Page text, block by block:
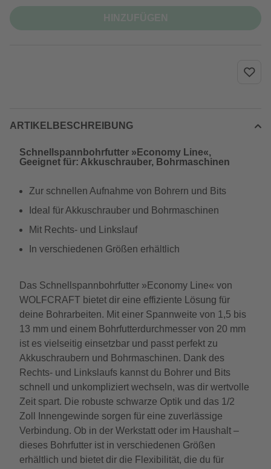
ARTIKELBESCHREIBUNG
Schnellspannbohrfutter »Economy Line«,
Geeignet für: Akkuschrauber, Bohrmaschinen
Zur schnellen Aufnahme von Bohrern und Bits
Ideal für Akkuschrauber und Bohrmaschinen
Mit Rechts- und Linkslauf
In verschiedenen Größen erhältlich
Das Schnellspannbohrfutter »Economy Line« von
WOLFCRAFT bietet dir eine effiziente Lösung für
deine Bohrarbeiten. Mit einer Spannweite von 1,5 bis
13 mm und einem Bohrfutterdurchmesser von 20 mm
ist es vielseitig einsetzbar und passt perfekt zu
Akkuschraubern und Bohrmaschinen. Dank des
Rechts- und Linkslaufs kannst du Bohrer und Bits
schnell und unkompliziert wechseln, was dir wertvolle
Zeit spart. Die robuste schwarze Optik und das 1/2
Zoll Innengewinde sorgen für eine zuverlässige
Verbindung. Ob in der Werkstatt oder im Haushalt –
dieses Bohrfutter ist in verschiedenen Größen
erhältlich und bietet dir die Flexibilität, die du für